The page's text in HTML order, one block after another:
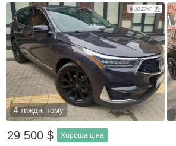
4 тиждні тому
29 500 $ Хороша ціна